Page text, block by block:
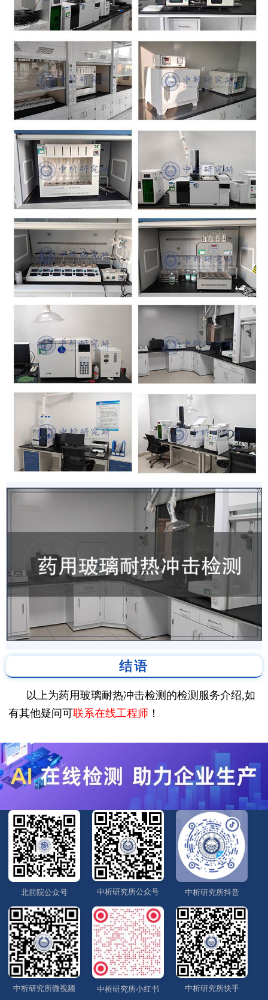
结语
以上为药用玻璃耐热冲击检测的检测服务介绍,如
有其他疑问可联系在线工程师 ！
北前院公众号 中析研究所公众号 中析研究所抖音
中析研究所微视频 中析研究所小红书 中析研究所快手